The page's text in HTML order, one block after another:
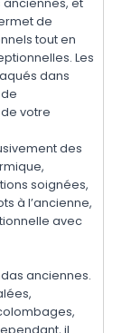
et
de
tout en
Les
dans
votre
des
soignées,
à l’ancienne,
avec
anciennes.